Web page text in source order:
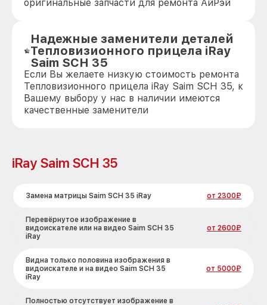
оригинальные запчасти для ремонта АйРэй
Надежные заменители деталей
Тепловизионного прицела iRay
Saim SCH 35
Если Вы желаете низкую стоимость ремонта
Тепловизионного прицела iRay Saim SCH 35, к
Вашему выбору у нас в наличии имеются
качественные заменители
iRay Saim SCH 35
Замена матрицы Saim SCH 35 iRay от 2300₽
Перевёрнутое изображение в
видоискателе или на видео Saim SCH 35
iRay
от 2600₽
Видна только половина изображения в
видоискателе и на видео Saim SCH 35
iRay
от 5000₽
Полностью отсутствует изображение в